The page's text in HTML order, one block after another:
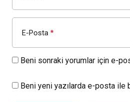
E-Posta *
Beni sonraki yorumlar için e-
Beni yeni yazılarda e-posta ile